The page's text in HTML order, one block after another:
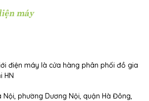
điện máy là cửa hàng phân phối đồ gia
HN
Nội, phường Dương Nội, quận Hà Đông,